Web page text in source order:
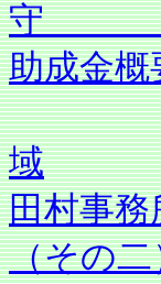
助成金概
域
田村事
（その二